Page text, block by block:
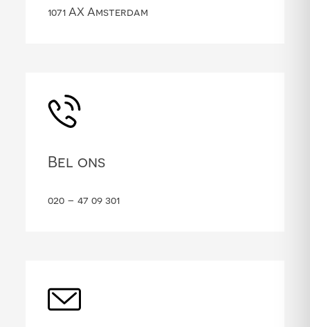
1071 AX Amsterdam
Bel ons
020 – 47 09 301